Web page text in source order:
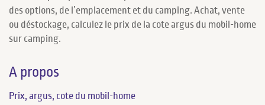
des options, de l’emplacement et du camping. Achat, vente
ou déstockage, calculez le prix de la cote argus du mobil-home
sur camping.
A propos
Prix, argus, cote du mobil-home